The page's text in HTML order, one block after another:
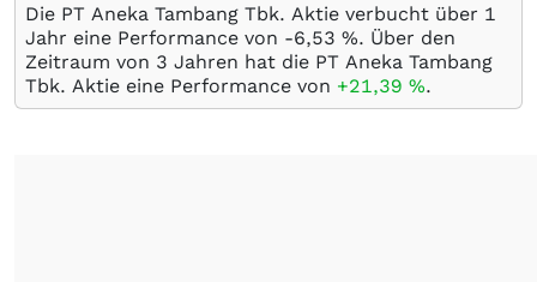
Die PT Aneka Tambang Tbk. Aktie verbucht über 1
Jahr eine Performance von -6,53 %. Über den
Zeitraum von 3 Jahren hat die PT Aneka Tambang
Tbk. Aktie eine Performance von +21,39 %.